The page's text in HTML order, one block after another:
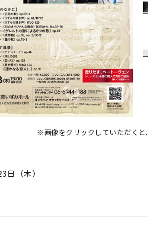
※画像をクリックしていただくと
日（木）